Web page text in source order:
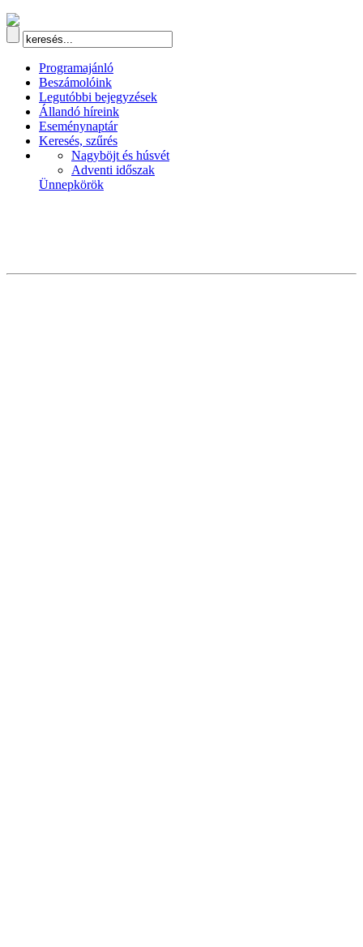
Programajánló
Beszámolóink
Legutóbbi bejegyzések
Állandó híreink
Eseménynaptár
Keresés, szűrés
Nagyböjt és húsvét
Adventi időszak
Ünnepkörök